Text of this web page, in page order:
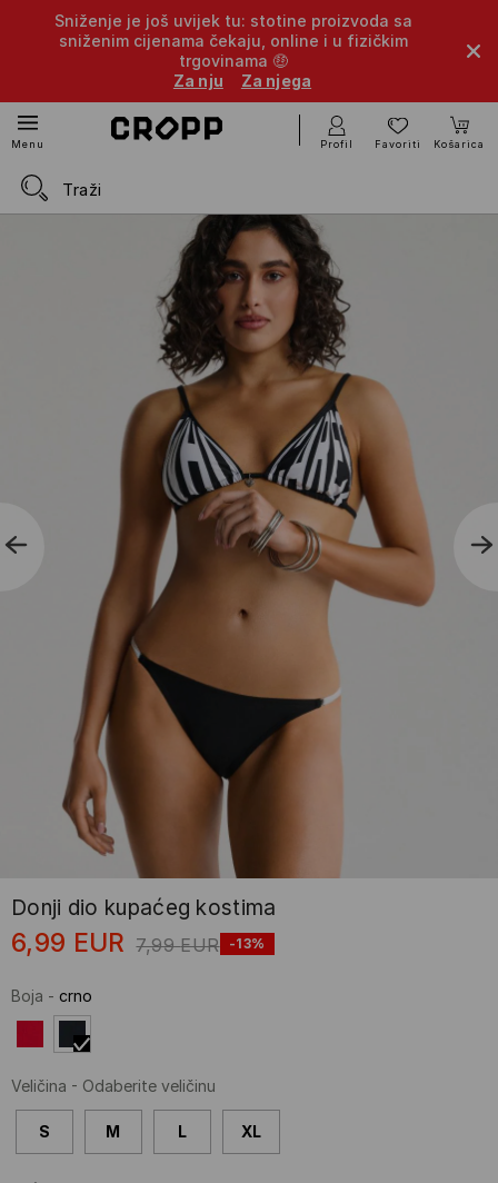
Sniženje je još uvijek tu: stotine proizvoda sa
sniženim cijenama čekaju, online i u fizičkim
trgovinama 🤑
Za nju
Za njega
Menu Profil Favoriti Košarica
Donji dio kupaćeg kostima
6,99 EUR 7,99 EUR -13%
Boja - crno
Veličina - Odaberite veličinu
S M L XL